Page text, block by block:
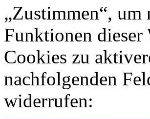
„Zustimmen“,
Funktionen dieser
Cookies zu
nachfolgenden
widerrufen: